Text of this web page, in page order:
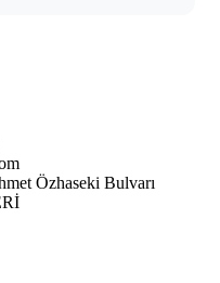
Özhaseki Bulvarı